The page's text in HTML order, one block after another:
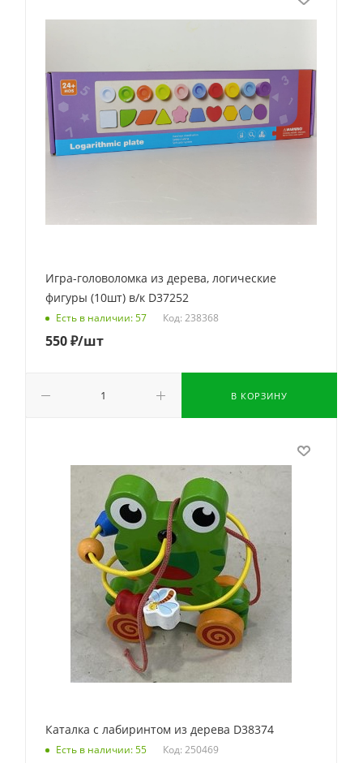
Игра-головоломка из дерева, логические
фигуры (10шт) в/к D37252
Есть в наличии: 57 Код: 238368
550₽/шт
В КОРЗИНУ
Каталка с лабиринтом из дерева D38374
Есть в наличии: 55 Код: 250469